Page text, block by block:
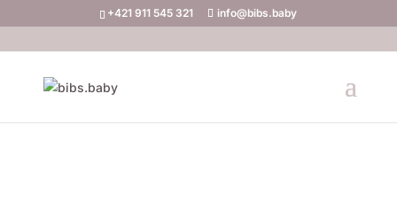
+421 911 545 321 info@bibs.baby